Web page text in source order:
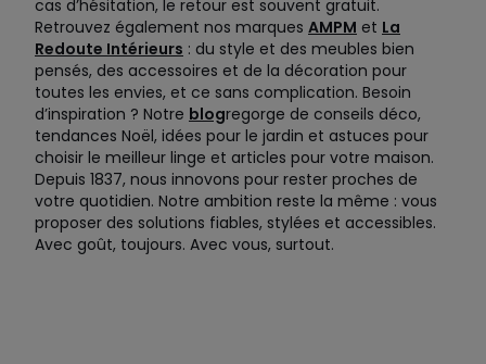
cas d’hésitation, le retour est souvent gratuit.
Retrouvez également nos marques AMPM et La
Redoute Intérieurs : du style et des meubles bien
pensés, des accessoires et de la décoration pour
toutes les envies, et ce sans complication. Besoin
d’inspiration ? Notre blogregorge de conseils déco,
tendances Noël, idées pour le jardin et astuces pour
choisir le meilleur linge et articles pour votre maison.
Depuis 1837, nous innovons pour rester proches de
votre quotidien. Notre ambition reste la même : vous
proposer des solutions fiables, stylées et accessibles.
Avec goût, toujours. Avec vous, surtout.